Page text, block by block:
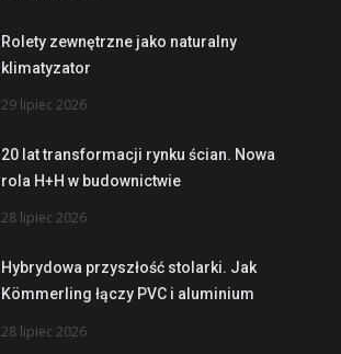
Rolety zewnętrzne jako naturalny
klimatyzator
29 lipiec 2026
20 lat transformacji rynku ścian. Nowa
rola H+H w budownictwie
28 lipiec 2026
Hybrydowa przyszłość stolarki. Jak
Kömmerling łączy PVC i aluminium
28 lipiec 2026